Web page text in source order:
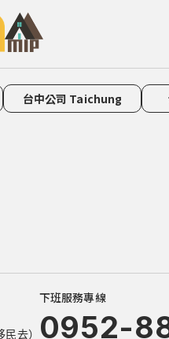
台中公司 Taichung
民去）
下班服務專線
0952-